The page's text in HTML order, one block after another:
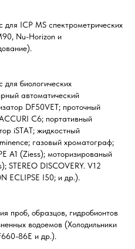
ICP MS спектрометрических
Nu-Horizon и
биологических
автоматический
DF50VET; проточный
С6; портативный
iSTAT; жидкостный
газовый хроматограф;
A1 (Ziess); моторизированый
STEREO DISCOVERY. V12
ECLIPSE I50; и др.).
проб, образцов, гидробионтов
водоемов (Холодильники
86E и др.).